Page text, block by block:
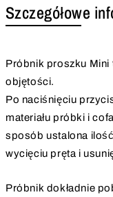
Szczegółowe
Próbnik proszku Mini
objętości.
Po naciśnięciu
materiału próbki i
sposób ustalona
wycięciu pręta i
Próbnik dokładnie